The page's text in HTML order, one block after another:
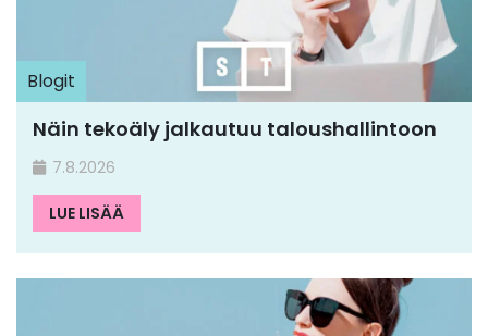
Blogit
Näin tekoäly jalkautuu taloushallintoon
7.8.2026
LUE LISÄÄ